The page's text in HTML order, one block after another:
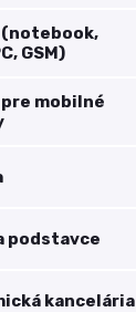
(notebook,
GSM)
mobilné
podstavce
kancelária